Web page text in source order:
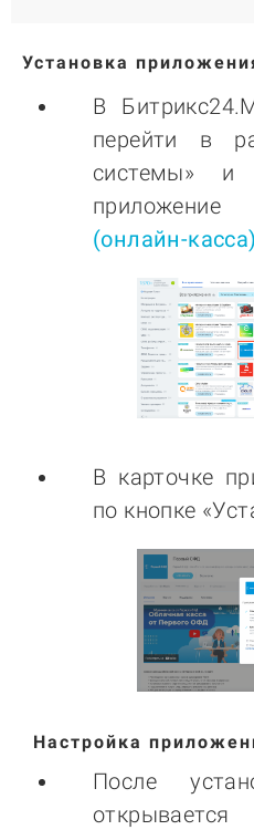
Установка
В
перейти в
системы» и
приложение
(онлайн-касса)
В карточке
по кнопке
Настройка
После